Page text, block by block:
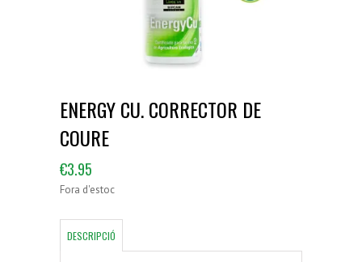
ENERGY CU. CORRECTOR DE
COURE
€3.95
Fora d'estoc
DESCRIPCIÓ